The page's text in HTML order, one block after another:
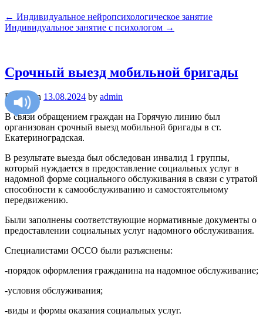
← Индивидуальное нейропсихологическое занятие
Индивидуальное занятие с психологом →
Cрочный выезд мобильной бригады
Posted on 13.08.2024 by admin
В связи обращением граждан на Горячую линию был
организован срочный выезд мобильной бригады в ст.
Екатериноградская.
В результате выезда был обследован инвалид 1 группы,
который нуждается в предоставление социальных услуг в
надомной форме социального обслуживания в связи с утратой
способности к самообслуживанию и самостоятельному
передвижению.
Были заполнены соответствующие нормативные документы о
предоставлении социальных услуг надомного обслуживания.
Специалистами ОССО были разъяснены:
-порядок оформления гражданина на надомное обслуживание;
-условия обслуживания;
-виды и формы оказания социальных услуг.